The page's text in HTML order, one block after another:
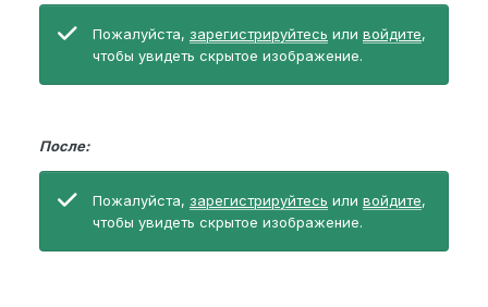
Пожалуйста, зарегистрируйтесь или войдите,
чтобы увидеть скрытое изображение.
После:
Пожалуйста, зарегистрируйтесь или войдите,
чтобы увидеть скрытое изображение.